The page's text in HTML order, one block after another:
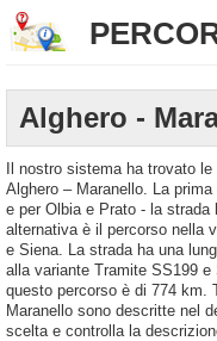
Alghero -
Il nostro sistema ha trovato
Alghero – Maranello. La
e per Olbia e Prato - la
alternativa è il percorso nella
e Siena. La strada ha una
alla variante Tramite SS199
questo percorso è di 774 km.
Maranello sono descritte nel
scelta e controlla la